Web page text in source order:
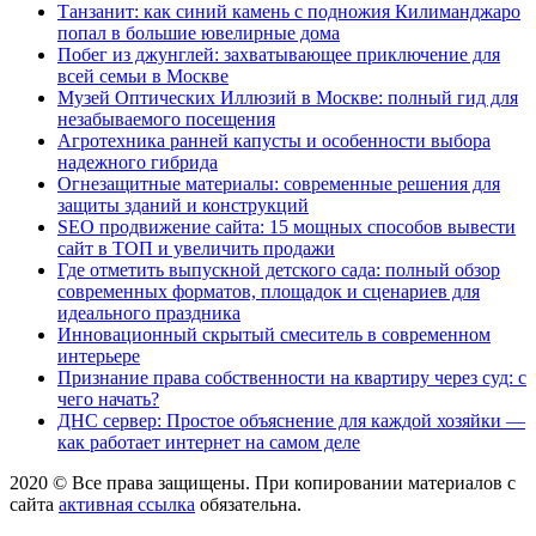
Танзанит: как синий камень с подножия Килиманджаро
попал в большие ювелирные дома
Побег из джунглей: захватывающее приключение для
всей семьи в Москве
Музей Оптических Иллюзий в Москве: полный гид для
незабываемого посещения
Агротехника ранней капусты и особенности выбора
надежного гибрида
Огнезащитные материалы: современные решения для
защиты зданий и конструкций
SEO продвижение сайта: 15 мощных способов вывести
сайт в ТОП и увеличить продажи
Где отметить выпускной детского сада: полный обзор
современных форматов, площадок и сценариев для
идеального праздника
Инновационный скрытый смеситель в современном
интерьере
Признание права собственности на квартиру через суд: с
чего начать?
ДНС сервер: Простое объяснение для каждой хозяйки —
как работает интернет на самом деле
2020 © Все права защищены. При копировании материалов с
сайта активная ссылка обязательна.